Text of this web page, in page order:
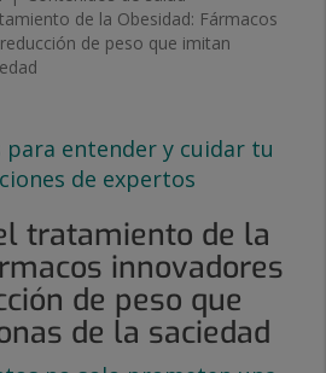
de la Obesidad: Fármacos
de peso que imitan
salud
para entender y cuidar tu
de expertos
tratamiento de la
innovadores
de peso que
de la saciedad